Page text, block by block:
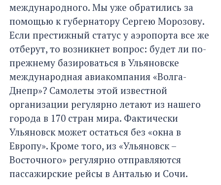
международного. Мы уже обратились за
помощью к губернатору Сергею Морозову.
Если престижный статус у аэропорта все же
отберут, то возникнет вопрос: будет ли по-
прежнему базироваться в Ульяновске
международная авиакомпания «Волга-
Днепр»? Самолеты этой известной
организации регулярно летают из нашего
города в 170 стран мира. Фактически
Ульяновск может остаться без «окна в
Европу». Кроме того, из «Ульяновск –
Восточного» регулярно отправляются
пассажирские рейсы в Анталью и Сочи.